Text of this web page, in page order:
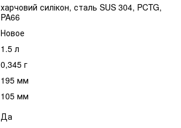
харчовий силікон, сталь SUS 304, PCTG,
PA66
Новое
1.5 л
0,345 г
195 мм
105 мм
Да